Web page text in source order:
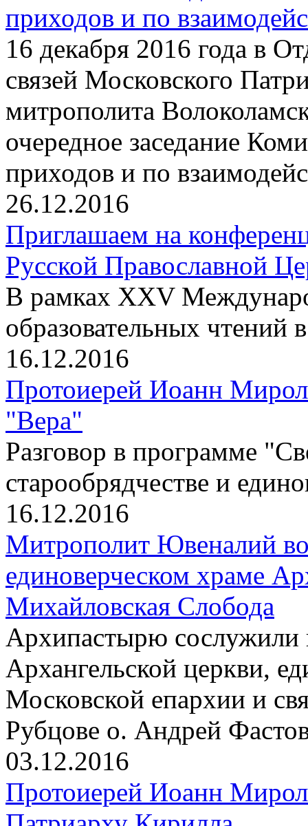
приходов и по
16 декабря 2016 года в
связей Московского
митрополита
очередное заседание
приходов и по
26.12.2016
Приглашаем на
Русской Православной
В рамках XXV
образовательных чтений
16.12.2016
Протоиерей Иоанн
"Вера"
Разговор в программе
старообрядчестве и
16.12.2016
Митрополит Ювеналий
единоверческом храме
Михайловская Слобода
Архипастырю
Архангельской церкви,
Московской епархии и
Рубцове о. Андрей
03.12.2016
Протоиерей Иоанн